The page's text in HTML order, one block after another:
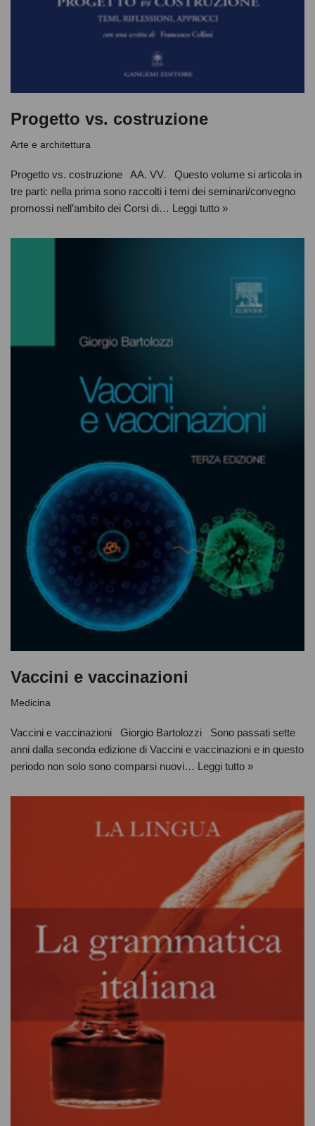
Progetto vs. costruzione
Arte e architettura
Progetto vs. costruzione AA. VV. Questo volume si articola in
tre parti: nella prima sono raccolti i temi dei seminari/convegno
promossi nell’ambito dei Corsi di… Leggi tutto »
Vaccini e vaccinazioni
Medicina
Vaccini e vaccinazioni Giorgio Bartolozzi Sono passati sette
anni dalla seconda edizione di Vaccini e vaccinazioni e in questo
periodo non solo sono comparsi nuovi… Leggi tutto »